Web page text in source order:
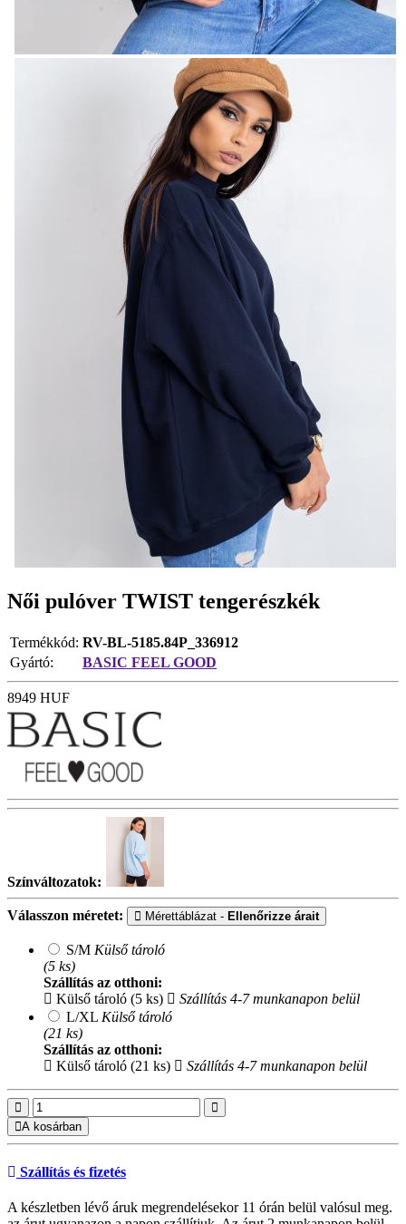
Női pulóver TWIST tengerészkék
Termékkód: RV-BL-5185.84P_336912
Gyártó:
BASIC FEEL GOOD
8949 HUF
Színváltozatok:
Válasszon méretet: Mérettáblázat - Ellenőrizze árait
S/M Külső tároló
(5 ks)
Szállítás az otthoni:
Külső tároló (5 ks)
Szállítás 4-7 munkanapon belül
L/XL Külső tároló
(21 ks)
Szállítás az otthoni:
Külső tároló (21 ks)
Szállítás 4-7 munkanapon belül
A kosárban
Szállítás és fizetés
A készletben lévő áruk megrendelésekor 11 órán belül valósul meg.